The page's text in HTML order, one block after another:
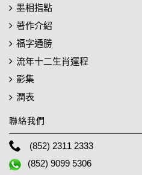
墨相指點
著作介紹
福字通勝
流年十二生肖運程
影集
潤表
聯絡我們
(852) 2311 2333
(852) 9099 5306